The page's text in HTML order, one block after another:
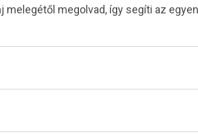
megolvad, így segíti az